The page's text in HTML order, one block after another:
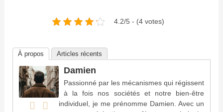
4.2/5 - (4 votes)
À propos Articles récents
Damien
Passionné par les mécanismes qui régissent
à la fois nos sociétés et notre bien-être
individuel, je me prénomme Damien. Avec un